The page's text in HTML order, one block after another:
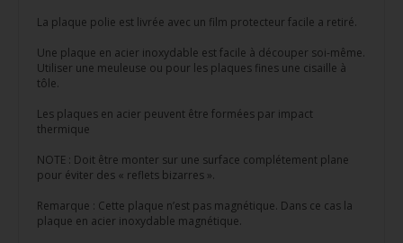
La plaque polie est livrée avec un film protecteur facile a retiré.
Une plaque en acier inoxydable est facile à découper soi-même.
Utiliser une meuleuse ou pour les plaques fines une cisaille à
tôle.
Les plaques en acier peuvent être formées par impact
thermique
NOTE : Doit être monter sur une surface complétement plane
pour éviter des « reflets bizarres ».
Remarque : Cette plaque n’est pas magnétique. Dans ce cas la
plaque en acier inoxydable magnétique.